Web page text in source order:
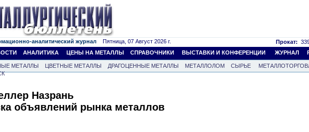
аналитический журнал Пятница, 07 Август 2026 г. Прокат:
АНАЛИТИКА ЦЕНЫ НА МЕТАЛЛЫ СПРАВОЧНИКИ ВЫСТАВКИ И КОНФЕРЕНЦИИ ЖУРНАЛ
МЕТАЛЛЫ ЦВЕТНЫЕ МЕТАЛЛЫ ДРАГОЦЕННЫЕ МЕТАЛЛЫ МЕТАЛЛОЛОМ СЫРЬЕ
Назрань
объявлений рынка металлов